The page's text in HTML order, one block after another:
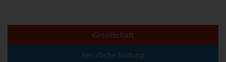
Gesellschaft
Berufliche Bildung